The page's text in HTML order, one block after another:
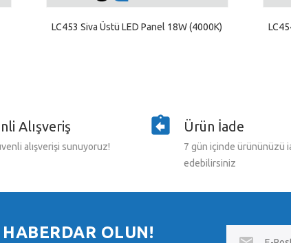
LC453 Siva Üstü LED Panel 18W (4000K)
Alışveriş
alışverişi sunuyoruz!
Ürün İade
7 gün içinde ürününüzü
edebilirsiniz
OLUN!